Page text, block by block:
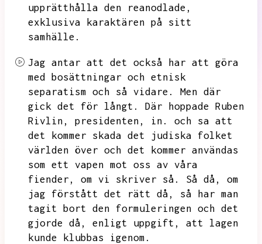
upprätthålla den
reanodlade,
exklusiva karaktären på sitt
samhälle.
Jag antar att det också har att göra
med bosättningar och etnisk
separatism och så vidare.
Men där
gick det för långt.
Där hoppade Ruben
Rivlin,
presidenten, in.
och sa att
det kommer skada det judiska folket
världen över och det kommer användas
som ett vapen mot oss av våra
fiender,
om vi skriver så. Så då,
om
jag förstått det rätt då,
så har man
tagit bort den formuleringen och det
gjorde då,
enligt uppgift,
att lagen
kunde klubbas igenom.